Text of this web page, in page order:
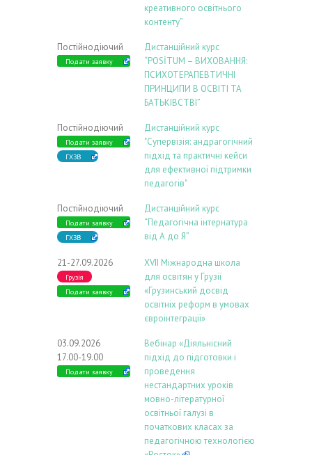
креативного освітнього
контенту”
Постійнодіючий
Подати заявку
Дистанційний курс
“POSİTUM – ВИХОВАННЯ:
ПСИХОТЕРАПЕВТИЧНІ
ПРИНЦИПИ В ОСВІТІ ТА
БАТЬКІВСТВІ”
Постійнодіючий
Подати заявку
ГХЗВ
Дистанційний курс
"Супервізія: андрагогічний
підхід та практичні кейси
для ефективної підтримки
педагогів"
Постійнодіючий
Подати заявку
ГХЗВ
Дистанційний курс
“Педагогічна інтернатура
від А до Я”
21-27.09.2026
Грузія
Подати заявку
ХVIІ Міжнародна школа
для освітян у Грузії
«Грузинський досвід
освітніх реформ в умовах
євроінтеграції»
03.09.2026
17.00-19.00
Подати заявку
Вебінар «Діяльнісний
підхід до підготовки і
проведення
нестандартних уроків
мовно-літературної
освітньої галузі в
початкових класах за
педагогічною технологією